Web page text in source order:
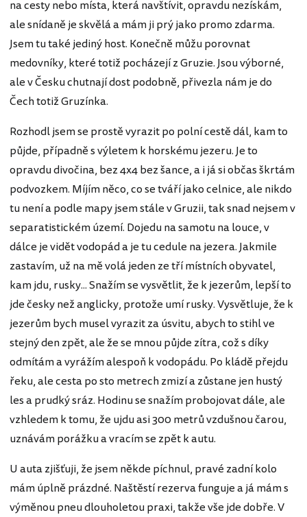
na cesty nebo místa, která navštívit, opravdu nezískám,
ale snídaně je skvělá a mám ji prý jako promo zdarma.
Jsem tu také jediný host. Konečně můžu porovnat
medovníky, které totiž pocházejí z Gruzie. Jsou výborné,
ale v Česku chutnají dost podobně, přivezla nám je do
Čech totiž Gruzínka.
Rozhodl jsem se prostě vyrazit po polní cestě dál, kam to
půjde, případně s výletem k horskému jezeru. Je to
opravdu divočina, bez 4x4 bez šance, a i já si občas škrtám
podvozkem. Míjím něco, co se tváří jako celnice, ale nikdo
tu není a podle mapy jsem stále v Gruzii, tak snad nejsem v
separatistickém území. Dojedu na samotu na louce, v
dálce je vidět vodopád a je tu cedule na jezera. Jakmile
zastavím, už na mě volá jeden ze tří místních obyvatel,
kam jdu, rusky... Snažím se vysvětlit, že k jezerům, lepší to
jde česky než anglicky, protože umí rusky. Vysvětluje, že k
jezerům bych musel vyrazit za úsvitu, abych to stihl ve
stejný den zpět, ale že se mnou půjde zítra, což s díky
odmítám a vyrážím alespoň k vodopádu. Po kládě přejdu
řeku, ale cesta po sto metrech zmizí a zůstane jen hustý
les a prudký sráz. Hodinu se snažím probojovat dále, ale
vzhledem k tomu, že ujdu asi 300 metrů vzdušnou čarou,
uznávám porážku a vracím se zpět k autu.
U auta zjišťuji, že jsem někde píchnul, pravé zadní kolo
mám úplně prázdné. Naštěstí rezerva funguje a já mám s
výměnou pneu dlouholetou praxi, takže vše jde dobře. V